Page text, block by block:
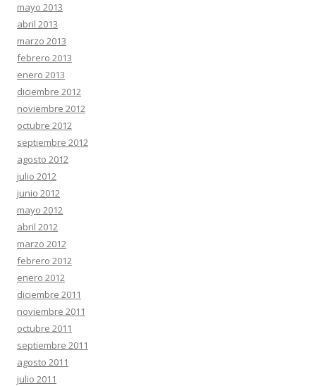
mayo 2013
abril 2013
marzo 2013
febrero 2013
enero 2013
diciembre 2012
noviembre 2012
octubre 2012
septiembre 2012
agosto 2012
julio 2012
junio 2012
mayo 2012
abril 2012
marzo 2012
febrero 2012
enero 2012
diciembre 2011
noviembre 2011
octubre 2011
septiembre 2011
agosto 2011
julio 2011